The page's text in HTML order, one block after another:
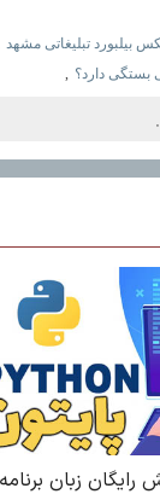
بیلبورد تبلیغاتی مشهد
بستگی دارد؟ ,
۰